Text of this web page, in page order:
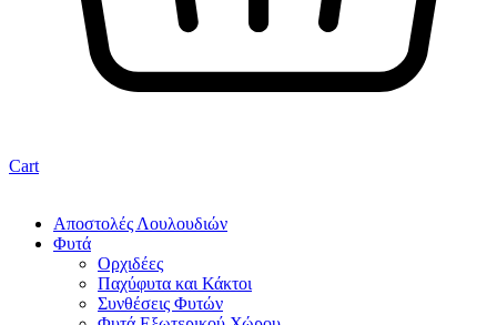
Cart
Αποστολές Λουλουδιών
Φυτά
Ορχιδέες
Παχύφυτα και Κάκτοι
Συνθέσεις Φυτών